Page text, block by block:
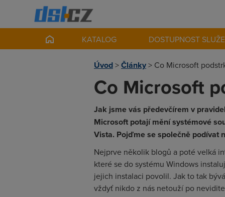
KATALOG DOSTUPNOST
Úvod>Články> Co Microsoft
Co Microsoft
Jak jsme vás předevčírem v
Microsoft potají mění systémové
Vista. Pojďme se společně podívat
Nejprve několik blogů a poté velká
které se do systému Windows
jejich instalaci povolil. Jak to tak
vždyť nikdo z nás netouží po